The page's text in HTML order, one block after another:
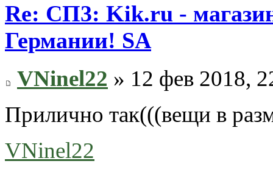
Re: СП3: Kik.ru -
Германии! SA
VNinel22 » 12 фев 2018,
Прилично так(((вещи в
VNinel22